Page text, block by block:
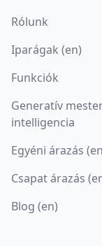
Rólunk
Iparágak (en)
Funkciók
Generatív
intelligencia
Egyéni árazás
Csapat árazás
Blog (en)